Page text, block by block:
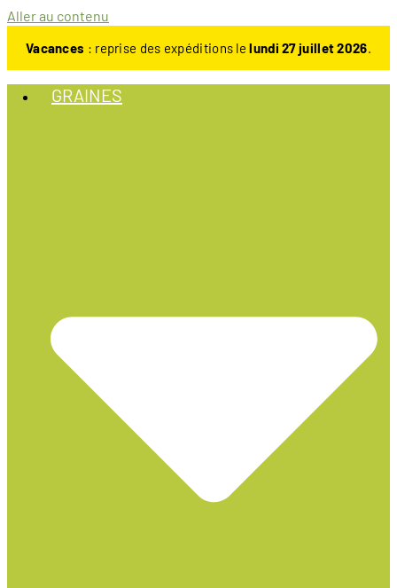
Aller au contenu
Vacances : reprise des expéditions lelundi 27 juillet 2026.
GRAINES